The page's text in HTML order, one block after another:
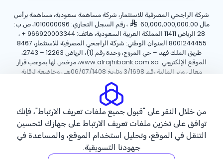
شركة الراجحي المصرفية للاستثمار، شركة مساهمة سعودية، مساهمة برأس
مال 60,000,000,000.00
، رقم السجل التجاري: 1010000096، ص.ب:
28 الرياض 11411 المملكة العربية السعودية، هاتف:
+ 966920003344 ،
8001244455 العنوان الوطني: شركة الراجحي المصرفية للاستثمار، 8467
طريق الملك فهد – حي المروج، وحدة رقم (1)، الرياض 12263 – 2743،
الموقع الإلكتروني: www.alrajhibank.com.sa، مرخص لها بموجب قرار
معالي وزير المالية رقم 3/1698 وتاريخ 06/07/1408هـ ، وخاضعة لرقابة
وإشراف البنك المركزي السعودي.
حقوق الطبع والنشر ©2026 مصرف الراجحي.
سياسة ملفات تعريف الارتباطسياسة الخصوصية الأحكام والشروط
من خلال النقر على "قبول جميع ملفات تعريف الارتباط"، فإنك
توافق على تخزين ملفات تعريف الارتباط على جهازك لتحسين
التنقل في الموقع، وتحليل استخدام الموقع، والمساعدة في
جهودنا التسويقية.